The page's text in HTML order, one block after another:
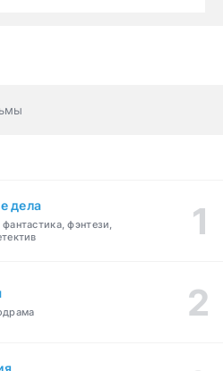
дела
фэнтези,